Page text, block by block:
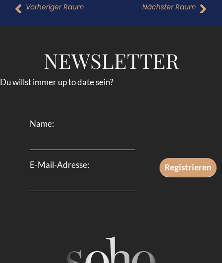
Vorheriger Raum Nächster Raum
NEWSLETTER
Du willst immer up to date sein?
Name:
E-Mail-Adresse: